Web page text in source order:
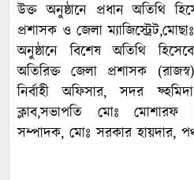
উক্ত অনুষ্ঠানে প্রধান অতিথি
প্রশাসক ও জেলা
অনুষ্ঠানে বিশেষ অতিথি
অতিরিক্ত জেলা প্রশাসক
নির্বাহী অফিসার, সদর
ক্লাব,সভাপতি মোঃ
সম্পাদক, মোঃ সরকার হায়দার,